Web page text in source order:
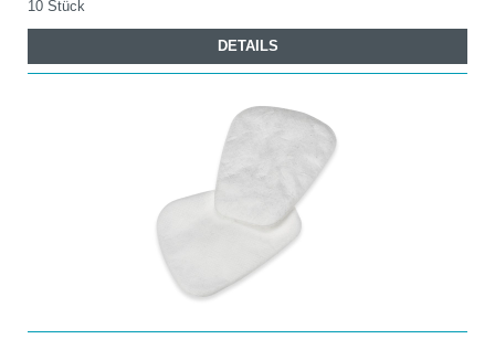
10 Stück
DETAILS